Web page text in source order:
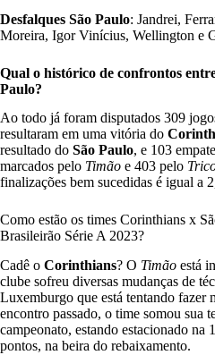
Desfalques São Paulo: Jandrei,
Moreira, Igor Vinícius, Wellington e
Qual o histórico de confrontos
Paulo?
Ao todo já foram disputados 309
resultaram em uma vitória do
resultado do São Paulo, e 103
marcados pelo Timão e 403 pelo
finalizações bem sucedidas é igual a
Como estão os times Corinthians x
Brasileirão Série A 2023?
Cadê o Corinthians? O Timão está
clube sofreu diversas mudanças de
Luxemburgo que está tentando fazer
encontro passado, o time somou sua
campeonato, estando estacionado na
pontos, na beira do rebaixamento.